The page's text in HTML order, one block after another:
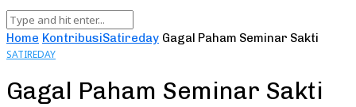
Home KontribusiSatireday Gagal Paham Seminar Sakti
SATIREDAY
Gagal Paham Seminar Sakti